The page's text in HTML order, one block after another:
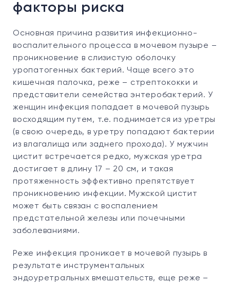
факторы риска
Основная причина развития инфекционно-
воспалительного процесса в мочевом пузыре –
проникновение в слизистую оболочку
уропатогенных бактерий. Чаще всего это
кишечная палочка, реже – стрептококки и
представители семейства энтеробактерий. У
женщин инфекция попадает в мочевой пузырь
восходящим путем, т.е. поднимается из уретры
(в свою очередь, в уретру попадают бактерии
из влагалища или заднего прохода). У мужчин
цистит встречается редко, мужская уретра
достигает в длину 17 – 20 см, и такая
протяженность эффективно препятствует
проникновению инфекции. Мужской цистит
может быть связан с воспалением
предстательной железы или почечными
заболеваниями.
Реже инфекция проникает в мочевой пузырь в
результате инструментальных
эндоуретральных вмешательств, еще реже –